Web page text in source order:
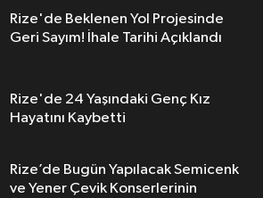
Rize'de Beklenen Yol Projesinde
Geri Sayım! İhale Tarihi Açıklandı
Rize'de 24 Yaşındaki Genç Kız
Hayatını Kaybetti
Rize’de Bugün Yapılacak Semicenk
ve Yener Çevik Konserlerinin